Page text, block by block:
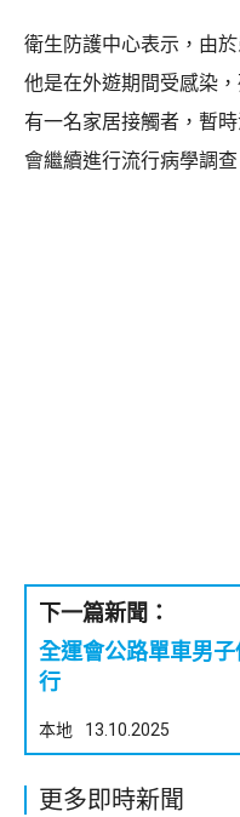
衛生防護中心表示，由
他是在外遊期間受感染
有一名家居接觸者，暫
會繼續進行流行病學調
下一篇新聞：
全運會公路單車男
行
本地 13.10.2025
更多即時新聞